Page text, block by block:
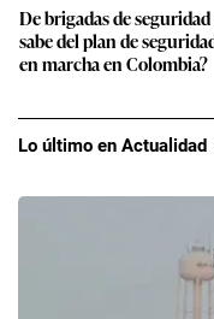
De brigadas de
sabe del plan de
en marcha en Colombia?
Lo último en Actualidad